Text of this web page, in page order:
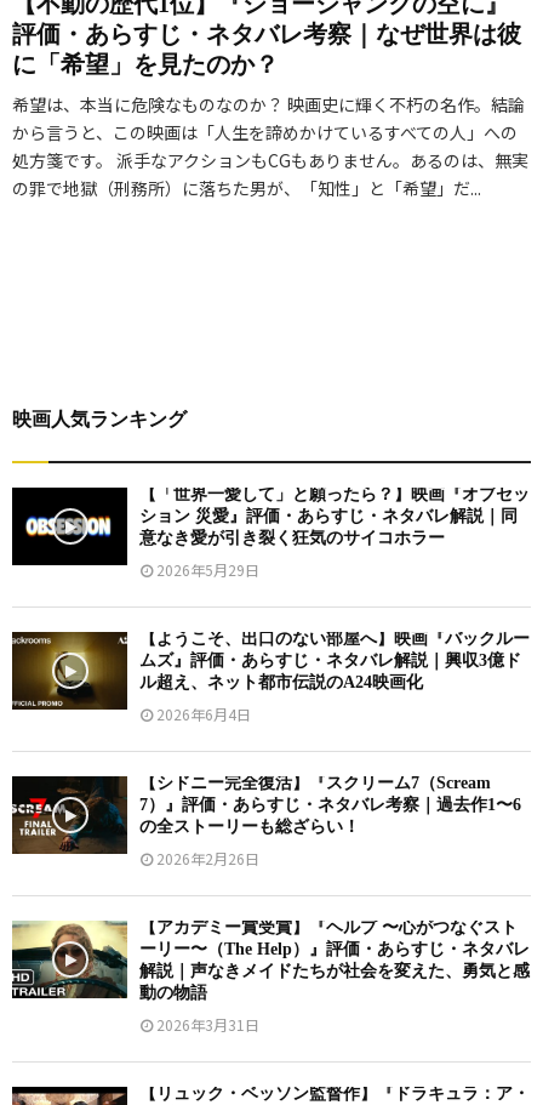
評価・あらすじ・ネタバレ考察｜なぜ世界は彼
に「希望」を見たのか？
希望は、本当に危険なものなのか？ 映画史に輝く不朽の名作。結論
から言うと、この映画は「人生を諦めかけているすべての人」への
処方箋です。 派手なアクションもCGもありません。あるのは、無実
の罪で地獄（刑務所）に落ちた男が、「知性」と「希望」だ...
映画人気ランキング
【「世界一愛して」と願ったら？】映画『オブセッ
ション 災愛』評価・あらすじ・ネタバレ解説｜同
意なき愛が引き裂く狂気のサイコホラー
2026年5月29日
【ようこそ、出口のない部屋へ】映画『バックルー
ムズ』評価・あらすじ・ネタバレ解説｜興収3億ド
ル超え、ネット都市伝説のA24映画化
2026年6月4日
【シドニー完全復活】『スクリーム7（Scream
7）』評価・あらすじ・ネタバレ考察｜過去作1〜6
の全ストーリーも総ざらい！
2026年2月26日
【アカデミー賞受賞】『ヘルプ 〜心がつなぐスト
ーリー〜（The Help）』評価・あらすじ・ネタバレ
解説｜声なきメイドたちが社会を変えた、勇気と感
動の物語
2026年3月31日
【リュック・ベッソン監督作】『ドラキュラ：ア・